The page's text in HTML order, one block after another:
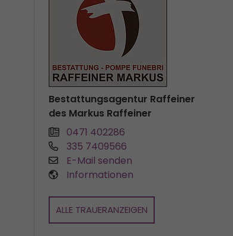
Bestattungsagentur Raffeiner
des Markus Raffeiner
0471 402286
335 7409566
E-Mail senden
Informationen
ALLE TRAUERANZEIGEN